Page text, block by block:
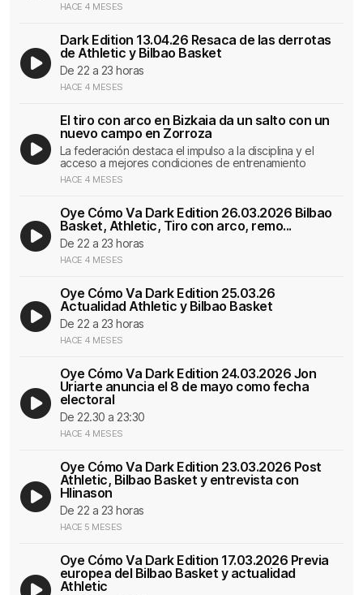
HACE 4 MESES
Dark Edition 13.04.26 Resaca de las derrotas
de Athletic y Bilbao Basket
De 22 a 23 horas
HACE 4 MESES
El tiro con arco en Bizkaia da un salto con un
nuevo campo en Zorroza
La federación destaca el impulso a la disciplina y el
acceso a mejores condiciones de entrenamiento
HACE 4 MESES
Oye Cómo Va Dark Edition 26.03.2026 Bilbao
Basket, Athletic, Tiro con arco, remo...
De 22 a 23 horas
HACE 4 MESES
Oye Cómo Va Dark Edition 25.03.26
Actualidad Athletic y Bilbao Basket
De 22 a 23 horas
HACE 4 MESES
Oye Cómo Va Dark Edition 24.03.2026 Jon
Uriarte anuncia el 8 de mayo como fecha
electoral
De 22.30 a 23:30
HACE 4 MESES
Oye Cómo Va Dark Edition 23.03.2026 Post
Athletic, Bilbao Basket y entrevista con
Hlinason
De 22 a 23 horas
HACE 5 MESES
Oye Cómo Va Dark Edition 17.03.2026 Previa
europea del Bilbao Basket y actualidad
Athletic